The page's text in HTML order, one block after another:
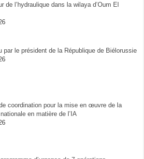
de l’hydraulique dans la wilaya d’Oum El
par le président de la République de Biélorussie
coordination pour la mise en œuvre de la
en matière de l’IA